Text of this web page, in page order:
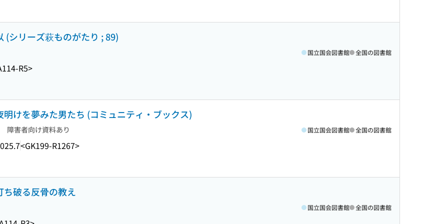
(シリーズ萩ものがたり ; 89)
R5>
国立国会図書館 全国の図書館
けを夢みた男たち (コミュニティ・ブックス)
障害者向け資料あり
<GK199-R1267>
国立国会図書館 全国の図書館
ち破る反骨の教え
国立国会図書館 全国の図書館